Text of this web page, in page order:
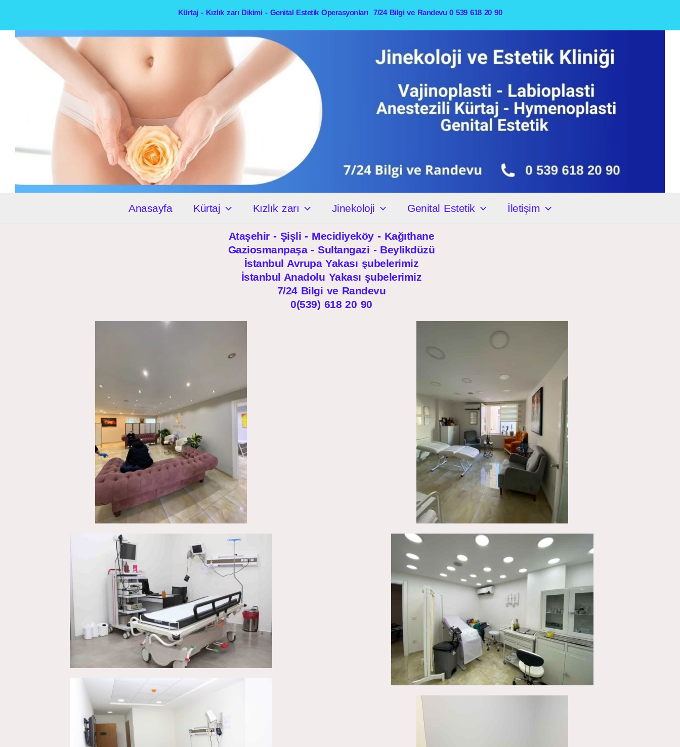
Kürtaj - Kızlık zarı Dikimi - Genital Estetik Operasyonları 7/24 Bilgi ve Randevu 0 539 618 20 90
Anasayfa Kürtaj Kızlık zarı Jinekoloji Genital Estetik İletişim
Ataşehir - Şişli - Mecidiyeköy - Kağıthane
Gaziosmanpaşa - Sultangazi - Beylikdüzü
İstanbul Avrupa Yakası şubelerimiz
İstanbul Anadolu Yakası şubelerimiz
7/24 Bilgi ve Randevu
0(539) 618 20 90